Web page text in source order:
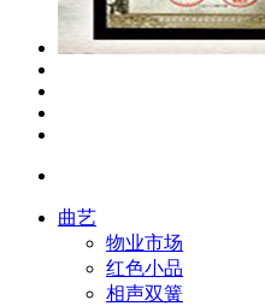
曲艺
物业市场
红色小品
相声双簧